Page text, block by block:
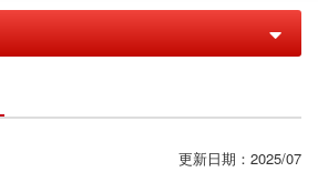
更新日期：2025/07